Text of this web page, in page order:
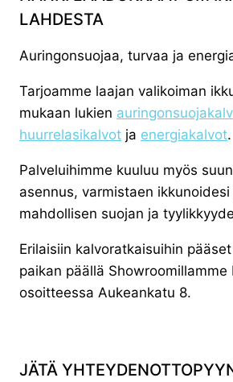
LAHDESTA
Auringonsuojaa, turvaa ja
Tarjoamme laajan valikoiman
mukaan lukien
huurrelasikalvot ja energiakalvot.
Palveluihimme kuuluu myös
asennus, varmistaen ikkunoidesi
mahdollisen suojan ja
Erilaisiin kalvoratkaisuihin
paikan päällä Showroomillamme
osoitteessa Aukeankatu 8.
JÄTÄ